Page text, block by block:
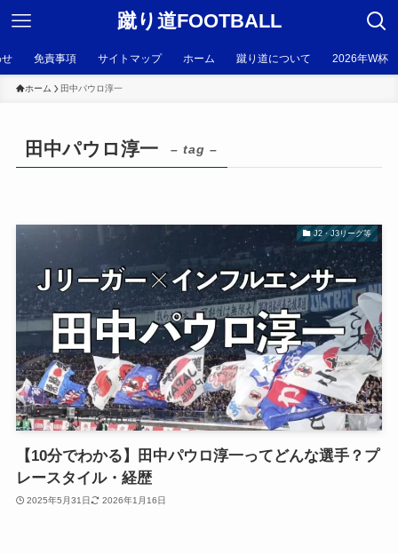
蹴り道FOOTBALL
免責事項 サイトマップ ホーム 蹴り道について 2026年W杯
ホーム 田中パウロ淳一
田中パウロ淳一 – tag –
J2・J3リーグ等
【10分でわかる】田中パウロ淳一ってどんな選手？プ
レースタイル・経歴
2025年5月31日 2026年1月16日